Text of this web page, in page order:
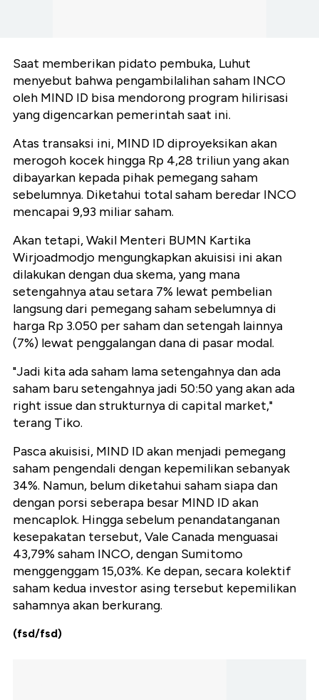
Saat memberikan pidato pembuka, Luhut
menyebut bahwa pengambilalihan saham INCO
oleh MIND ID bisa mendorong program hilirisasi
yang digencarkan pemerintah saat ini.
Atas transaksi ini, MIND ID diproyeksikan akan
merogoh kocek hingga Rp 4,28 triliun yang akan
dibayarkan kepada pihak pemegang saham
sebelumnya. Diketahui total saham beredar INCO
mencapai 9,93 miliar saham.
Akan tetapi, Wakil Menteri BUMN Kartika
Wirjoadmodjo mengungkapkan akuisisi ini akan
dilakukan dengan dua skema, yang mana
setengahnya atau setara 7% lewat pembelian
langsung dari pemegang saham sebelumnya di
harga Rp 3.050 per saham dan setengah lainnya
(7%) lewat penggalangan dana di pasar modal.
"Jadi kita ada saham lama setengahnya dan ada
saham baru setengahnya jadi 50:50 yang akan ada
right issue dan strukturnya di capital market,"
terang Tiko.
Pasca akuisisi, MIND ID akan menjadi pemegang
saham pengendali dengan kepemilikan sebanyak
34%. Namun, belum diketahui saham siapa dan
dengan porsi seberapa besar MIND ID akan
mencaplok. Hingga sebelum penandatanganan
kesepakatan tersebut, Vale Canada menguasai
43,79% saham INCO, dengan Sumitomo
menggenggam 15,03%. Ke depan, secara kolektif
saham kedua investor asing tersebut kepemilikan
sahamnya akan berkurang.
(fsd/fsd)